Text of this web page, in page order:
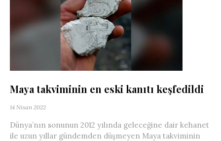
Maya takviminin en eski kanıtı keşfedildi
14 Nisan 2022
Dünya’nın sonunun 2012 yılında geleceğine dair kehanet
ile uzun yıllar gündemden düşmeyen Maya takviminin